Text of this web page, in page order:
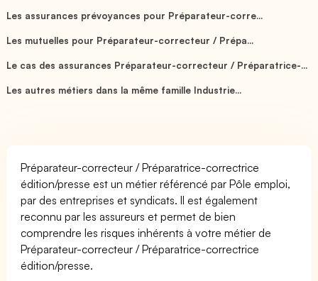
Les assurances prévoyances pour Préparateur-corre...
Les mutuelles pour Préparateur-correcteur / Prépa...
Le cas des assurances Préparateur-correcteur / Préparatrice-...
Les autres métiers dans la même famille Industrie...
Préparateur-correcteur / Préparatrice-correctrice
édition/presse est un métier référencé par Pôle emploi,
par des entreprises et syndicats. Il est également
reconnu par les assureurs et permet de bien
comprendre les risques inhérents à votre métier de
Préparateur-correcteur / Préparatrice-correctrice
édition/presse.